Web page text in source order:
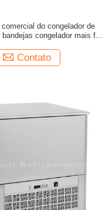
comercial do congelador de
congelador mais frio
Contato